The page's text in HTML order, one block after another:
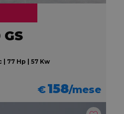
| 77 Hp | 57 Kw
€158/mese